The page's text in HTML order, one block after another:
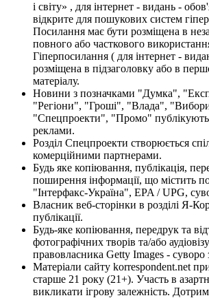
і світу» , для інтернет - видань -
відкрите для пошукових систем
Посилання має бути розміщена в
повного або часткового
Гіперпосилання ( для інтернет -
розміщена в підзаголовку або в
матеріалу.
Новини з позначками "Думка",
"Регіони", "Гроші", "Влада",
"Спецпроекти", "Промо"
реклами.
Розділ Спецпроекти створюється
комерційними партнерами.
Будь яке копіювання, публікація,
поширення інформації, що містить
"Інтерфакс-Україна", EPA / UPG,
Власник веб-сторінки в розділі Я-
публікації.
Будь-яке копіювання, передрук та
фотографічних творів та/або
правовласника Getty Images - суворо
Матеріали сайту korrespondent.net
старше 21 року (21+). Участь в
викликати ігрову залежність.